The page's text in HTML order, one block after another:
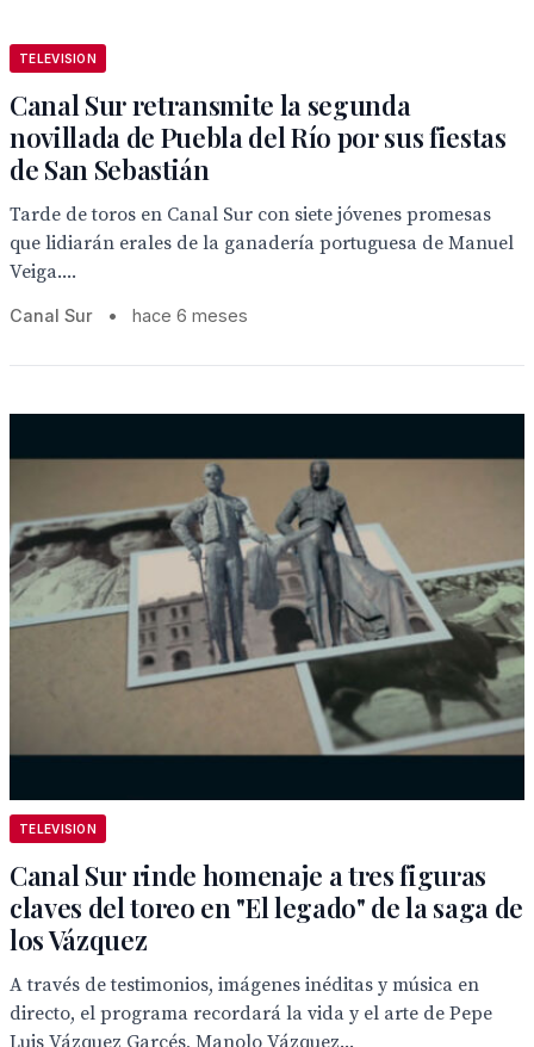
TELEVISION
Canal Sur retransmite la segunda
novillada de Puebla del Río por sus fiestas
de San Sebastián
Tarde de toros en Canal Sur con siete jóvenes promesas
que lidiarán erales de la ganadería portuguesa de Manuel
Veiga....
Canal Sur • hace 6 meses
TELEVISION
Canal Sur rinde homenaje a tres figuras
claves del toreo en "El legado" de la saga de
los Vázquez
A través de testimonios, imágenes inéditas y música en
directo, el programa recordará la vida y el arte de Pepe
Luis Vázquez Garcés, Manolo Vázquez...